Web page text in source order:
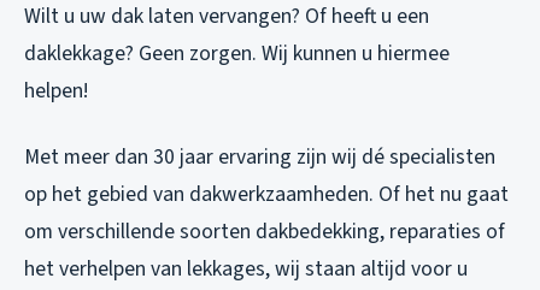
Wilt u uw dak laten vervangen? Of heeft u een
daklekkage? Geen zorgen. Wij kunnen u hiermee
helpen!
Met meer dan 30 jaar ervaring zijn wij dé specialisten
op het gebied van dakwerkzaamheden. Of het nu gaat
om verschillende soorten dakbedekking, reparaties of
het verhelpen van lekkages, wij staan altijd voor u